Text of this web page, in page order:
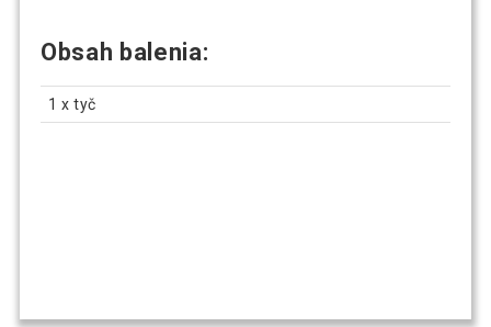
Obsah balenia:
1 x tyč